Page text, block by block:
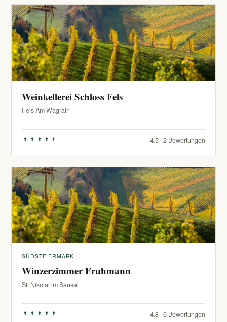
Weinkellerei Schloss Fels
Fels Am Wagrain
4.5 · 2 Bewertungen
SÜDSTEIERMARK
Winzerzimmer Fruhmann
St. Nikolai im Sausal
4.8 · 6 Bewertungen